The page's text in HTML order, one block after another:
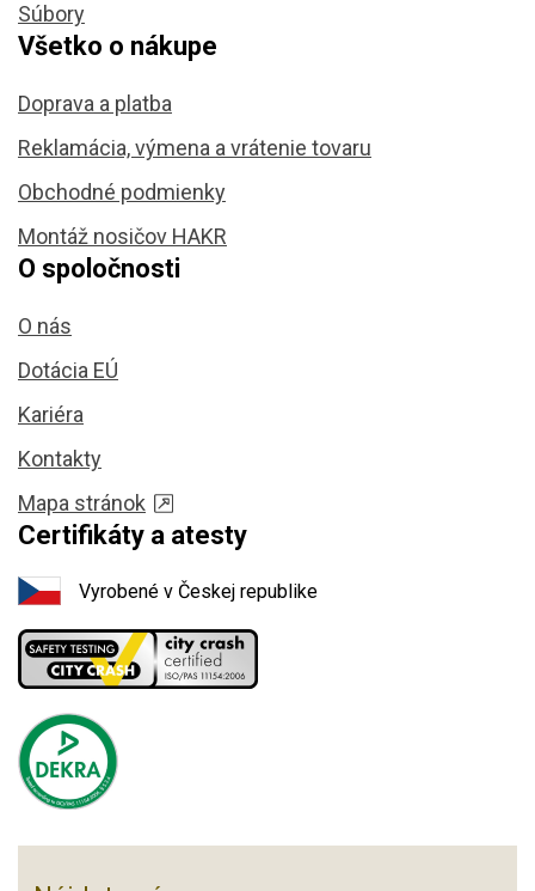
Súbory
Všetko o nákupe
Doprava a platba
Reklamácia, výmena a vrátenie tovaru
Obchodné podmienky
Montáž nosičov HAKR
O spoločnosti
O nás
Dotácia EÚ
Kariéra
Kontakty
Mapa stránok
Certifikáty a atesty
Vyrobené v Českej republike